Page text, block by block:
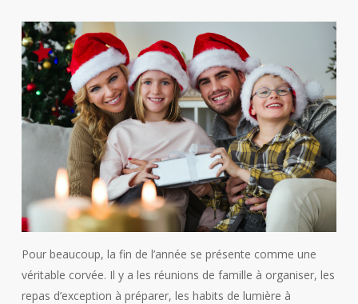
Pour beaucoup, la fin de l’année se présente comme une
véritable corvée. Il y a les réunions de famille à organiser, les
repas d’exception à préparer, les habits de lumière à